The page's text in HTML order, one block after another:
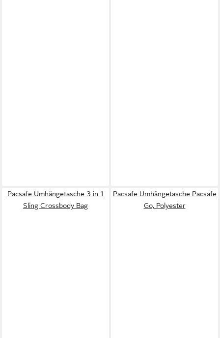
Pacsafe Umhängetasche 3 in 1
Sling Crossbody Bag
Pacsafe Umhängetasche Pacsafe
Go, Polyester